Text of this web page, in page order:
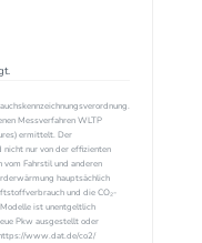
Messverfahren WLTP
ermittelt. Der
nur von der effizienten
Fahrstil und anderen
hauptsächlich
und die CO₂-
ist unentgeltlich
Pkw ausgestellt oder
www.dat.de/co2/